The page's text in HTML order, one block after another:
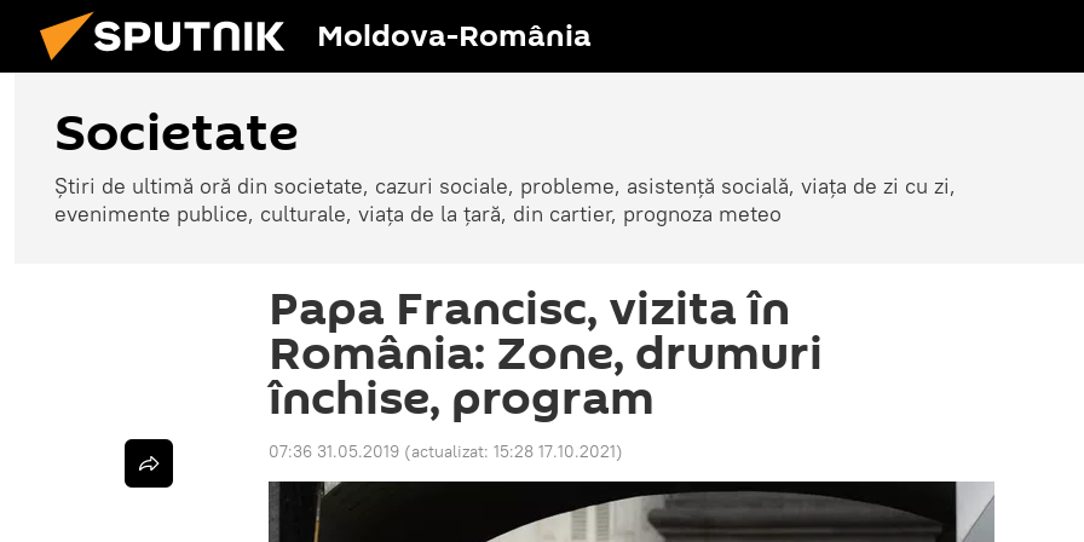
Moldova-România
Societate
Știri de ultimă oră din societate, cazuri sociale, probleme, asistență socială, viața de zi cu zi,
evenimente publice, culturale, viața de la țară, din cartier, prognoza meteo
Papa Francisc, vizita în
România: Zone, drumuri
închise, program
07:36 31.05.2019 (actualizat: 15:28 17.10.2021)